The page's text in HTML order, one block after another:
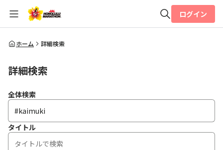
全体検索
ログイン
ホーム 詳細検索
詳細検索
全体検索
タイトル